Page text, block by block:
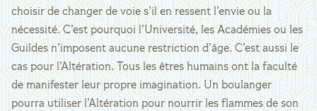
choisir de changer de voie s’il en ressent l’envie ou la
nécessité. C’est pourquoi l’Université, les Académies ou les
Guildes n’imposent aucune restriction d’âge. C’est aussi le
cas pour l’Altération. Tous les êtres humains ont la faculté
de manifester leur propre imagination. Un boulanger
pourra utiliser l’Altération pour nourrir les flammes de son